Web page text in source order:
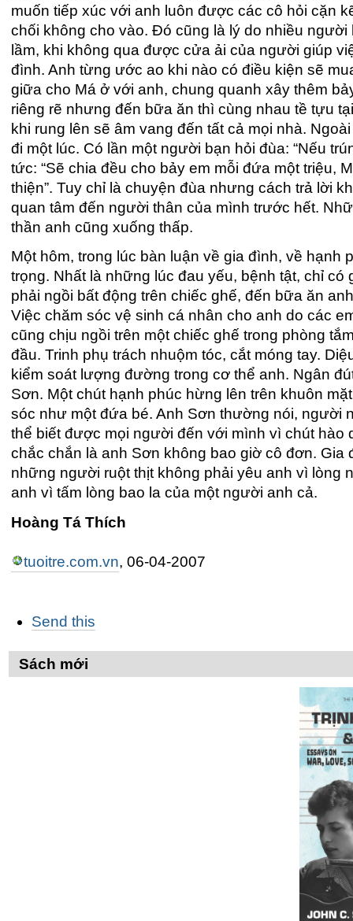
muốn tiếp xúc với anh luôn được các cô hỏi cặn
chối không cho vào. Đó cũng là lý do nhiều
lầm, khi không qua được cửa ải của người giúp
đình. Anh từng ước ao khi nào có điều kiện sẽ
giữa cho Má ở với anh, chung quanh xây thêm
riêng rẽ nhưng đến bữa ăn thì cùng nhau tề tựu
khi rung lên sẽ âm vang đến tất cả mọi nhà.
đi một lúc. Có lần một người bạn hỏi đùa: “Nếu
tức: “Sẽ chia đều cho bảy em mỗi đứa một triệu,
thiện”. Tuy chỉ là chuyện đùa nhưng cách trả lời
quan tâm đến người thân của mình trước hết.
thần anh cũng xuống thấp.
Một hôm, trong lúc bàn luận về gia đình, về hạnh
trọng. Nhất là những lúc đau yếu, bệnh tật, chỉ
phải ngồi bất động trên chiếc ghế, đến bữa ăn
Việc chăm sóc vệ sinh cá nhân cho anh do các
cũng chịu ngồi trên một chiếc ghế trong phòng
đầu. Trinh phụ trách nhuộm tóc, cắt móng tay.
kiểm soát lượng đường trong cơ thể anh. Ngân
Sơn. Một chút hạnh phúc hừng lên trên khuôn
sóc như một đứa bé. Anh Sơn thường nói, người
thể biết được mọi người đến với mình vì chút
chắc chắn là anh Sơn không bao giờ cô đơn.
những người ruột thịt không phải yêu anh vì lòng
anh vì tấm lòng bao la của một người anh cả.
Hoàng Tá Thích
tuoitre.com.vn, 06-04-2007
thao
trên
Tài
Send this
Sách mới